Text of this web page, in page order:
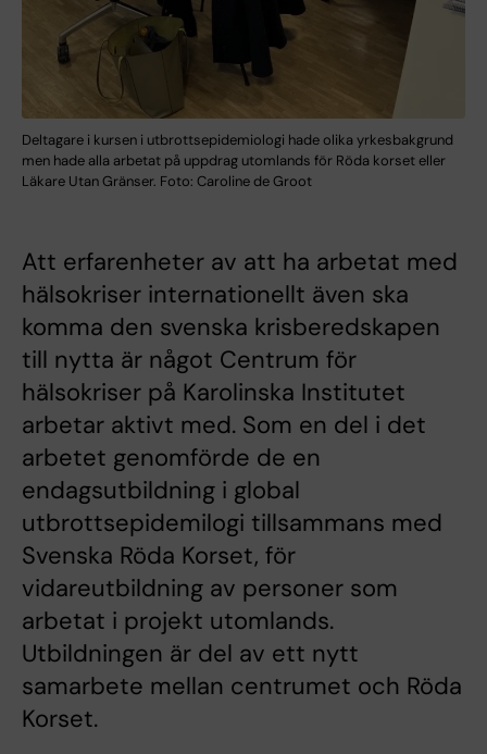
Deltagare i kursen i utbrottsepidemiologi hade olika yrkesbakgrund
men hade alla arbetat på uppdrag utomlands för Röda korset eller
Läkare Utan Gränser. Foto: Caroline de Groot
Att erfarenheter av att ha arbetat med
hälsokriser internationellt även ska
komma den svenska krisberedskapen
till nytta är något Centrum för
hälsokriser på Karolinska Institutet
arbetar aktivt med. Som en del i det
arbetet genomförde de en
endagsutbildning i global
utbrottsepidemilogi tillsammans med
Svenska Röda Korset, för
vidareutbildning av personer som
arbetat i projekt utomlands.
Utbildningen är del av ett nytt
samarbete mellan centrumet och Röda
Korset.